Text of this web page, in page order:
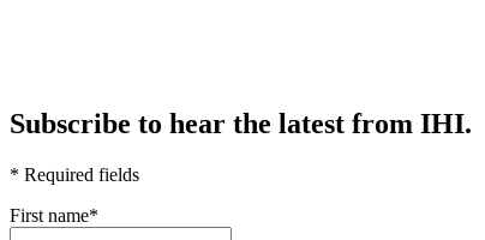
Subscribe to hear the latest from IHI.
* Required fields
First name*